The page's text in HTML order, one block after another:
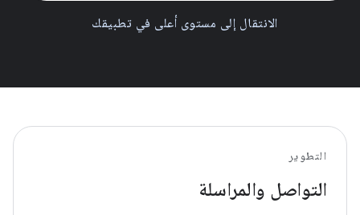
الانتقال إلى مستوى أعلى في تطبيقك
التطوير
التواصل والمراسلة